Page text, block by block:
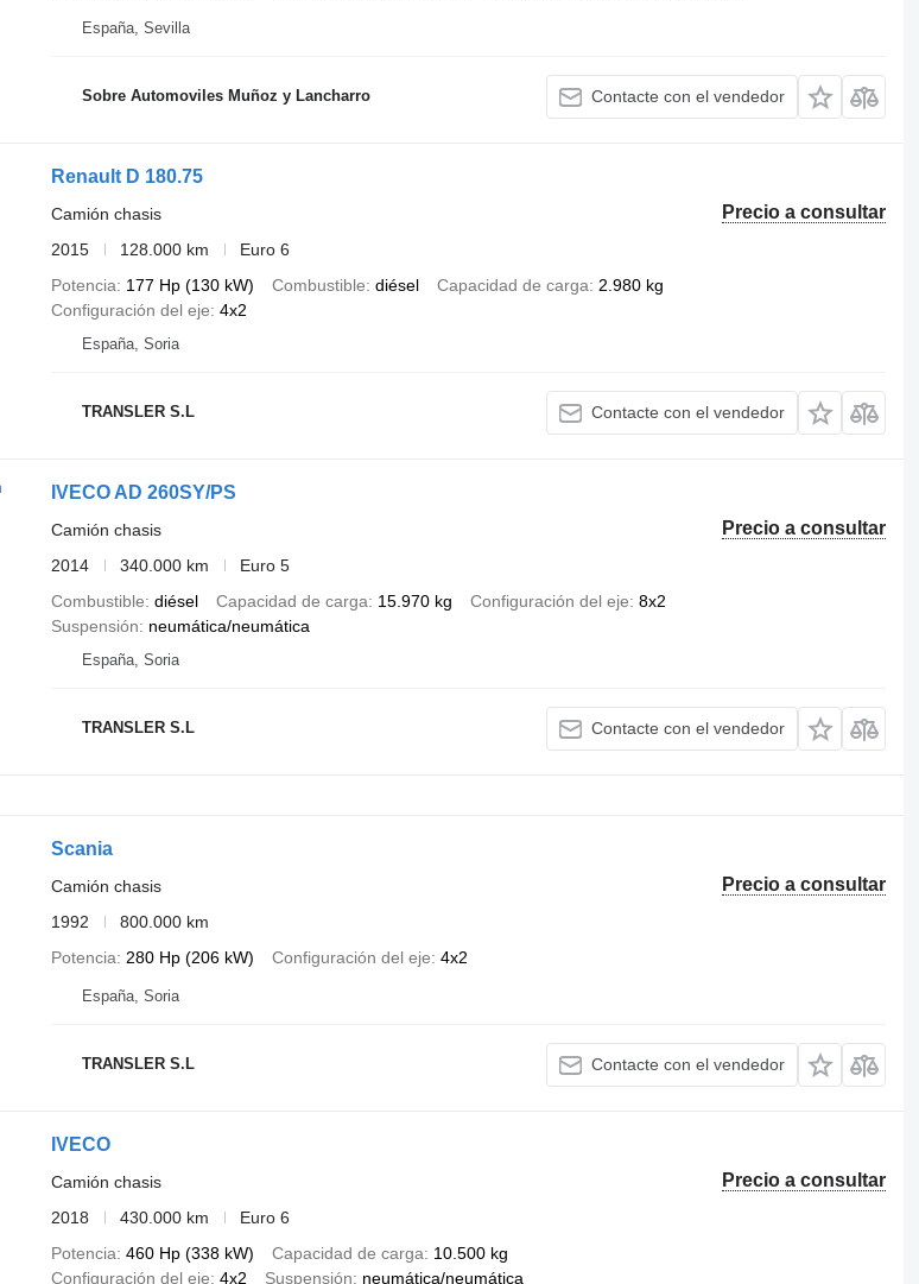
España, Sevilla
Sobre Automoviles Muñoz y Lancharro Contacte con el vendedor
Renault D 180.75
Precio a consultar
Camión chasis
2015
128.000 km
Euro 6
Potencia
177 Hp (130 kW) Combustible diésel Capacidad de carga
2.980 kg
Configuración del eje 4x2
España, Soria
TRANSLER S.L Contacte con el vendedor
IVECO AD 260SY/PS
Precio a consultar
Camión chasis
2014
340.000 km
Euro 5
Combustible diésel Capacidad de carga 15.970 kg Configuración del eje 8x2
Suspensión
neumática/neumática
España, Soria
TRANSLER S.L Contacte con el vendedor
Scania
Precio a consultar
Camión chasis
1992
800.000 km
Potencia
280 Hp (206 kW) Configuración del eje 4x2
España, Soria
TRANSLER S.L Contacte con el vendedor
IVECO
Precio a consultar
Camión chasis
2018
430.000 km
Euro 6
Potencia 460 Hp (338 kW) Capacidad de carga
10.500 kg
Configuración del eje 4x2 Suspensión neumática/neumática